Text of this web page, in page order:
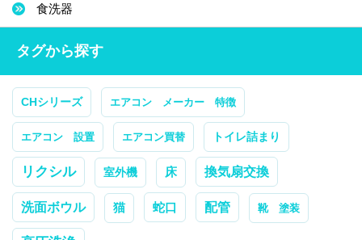
食洗器
タグから探す
CHシリーズ エアコン メーカー 特徴
エアコン 設置 エアコン買替 トイレ詰まり
リクシル 室外機 床 換気扇交換
洗面ボウル 猫 蛇口 配管 靴 塗装